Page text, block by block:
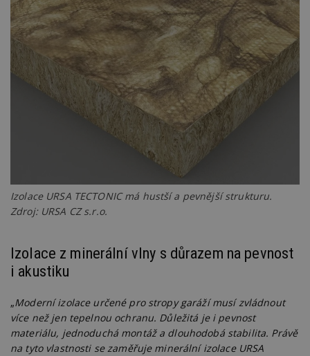
Izolace URSA TECTONIC má hustší a pevnější strukturu.
Zdroj: URSA CZ s.r.o.
Izolace z minerální vlny s důrazem na pevnost
i akustiku
„Moderní izolace určené pro stropy garáží musí zvládnout
více než jen tepelnou ochranu. Důležitá je i pevnost
materiálu, jednoduchá montáž a dlouhodobá stabilita. Právě
na tyto vlastnosti se zaměřuje minerální izolace URSA